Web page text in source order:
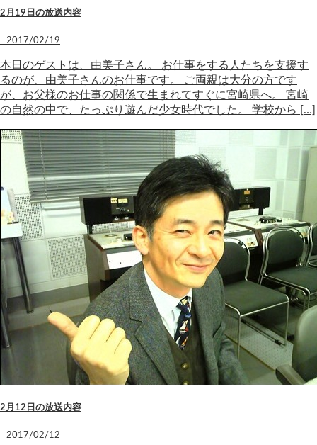
2月19日の放送内容
2017/02/19
本日のゲストは、由美子さん。 お仕事をする人たちを支援す
るのが、由美子さんのお仕事です。 ご両親は大分の方です
が、お父様のお仕事の関係で生まれてすぐに宮崎県へ。 宮崎
の自然の中で、たっぷり遊んだ少女時代でした。 学校から […]
2月12日の放送内容
2017/02/12